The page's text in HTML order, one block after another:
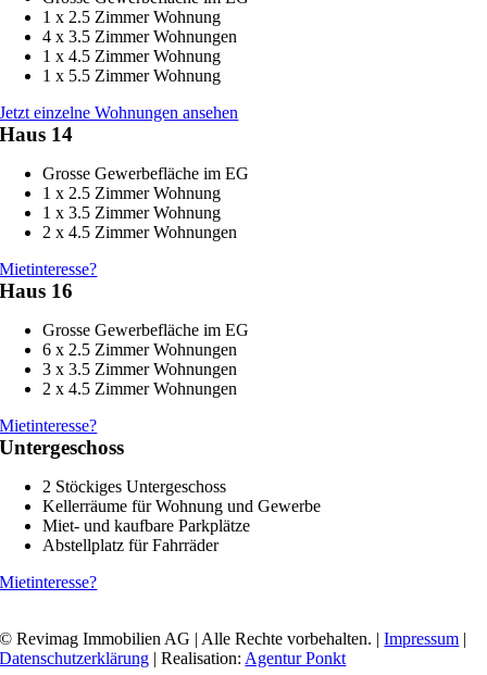
1 x 2.5 Zimmer Wohnung
4 x 3.5 Zimmer Wohnungen
1 x 4.5 Zimmer Wohnung
1 x 5.5 Zimmer Wohnung
Jetzt einzelne Wohnungen ansehen
Haus 14
Grosse Gewerbefläche im EG
1 x 2.5 Zimmer Wohnung
1 x 3.5 Zimmer Wohnung
2 x 4.5 Zimmer Wohnungen
Mietinteresse?
Haus 16
Grosse Gewerbefläche im EG
6 x 2.5 Zimmer Wohnungen
3 x 3.5 Zimmer Wohnungen
2 x 4.5 Zimmer Wohnungen
Mietinteresse?
Untergeschoss
2 Stöckiges Untergeschoss
Kellerräume für Wohnung und Gewerbe
Miet- und kaufbare Parkplätze
Abstellplatz für Fahrräder
Mietinteresse?
© Revimag Immobilien AG | Alle Rechte vorbehalten. |Impressum |
Datenschutzerklärung | Realisation: Agentur Ponkt